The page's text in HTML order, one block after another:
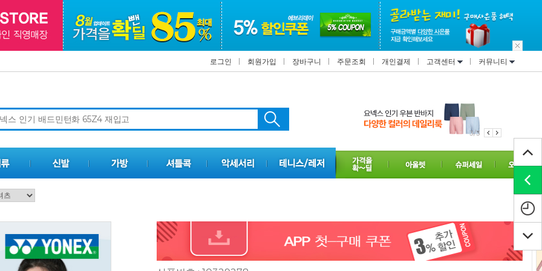
로그인 회원가입 장바구니 주문조회 개인결제 고객센터 커뮤니티
3/3